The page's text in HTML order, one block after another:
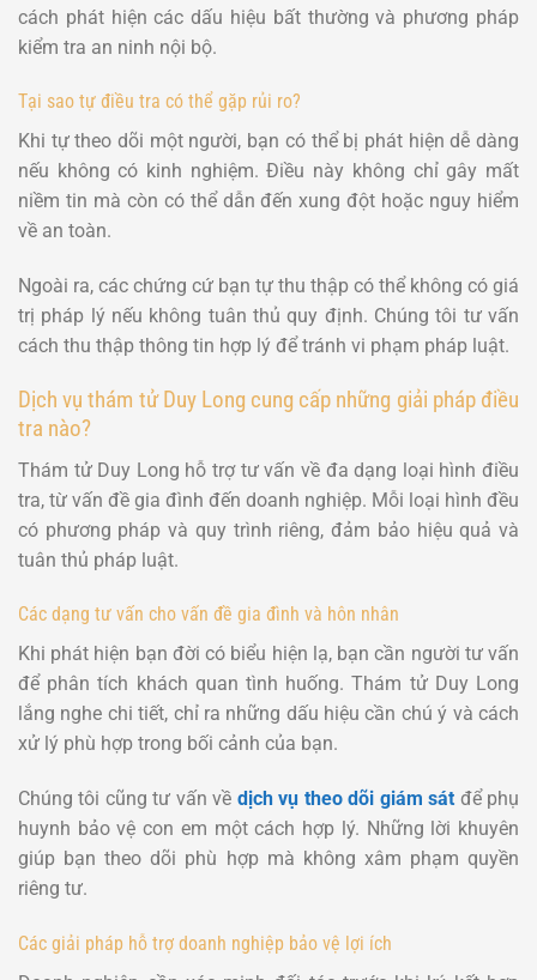
cách phát hiện các dấu hiệu bất thường và phương pháp
kiểm tra an ninh nội bộ.
Tại sao tự điều tra có thể gặp rủi ro?
Khi tự theo dõi một người, bạn có thể bị phát hiện dễ dàng
nếu không có kinh nghiệm. Điều này không chỉ gây mất
niềm tin mà còn có thể dẫn đến xung đột hoặc nguy hiểm
về an toàn.
Ngoài ra, các chứng cứ bạn tự thu thập có thể không có giá
trị pháp lý nếu không tuân thủ quy định. Chúng tôi tư vấn
cách thu thập thông tin hợp lý để tránh vi phạm pháp luật.
Dịch vụ thám tử Duy Long cung cấp những giải pháp điều
tra nào?
Thám tử Duy Long hỗ trợ tư vấn về đa dạng loại hình điều
tra, từ vấn đề gia đình đến doanh nghiệp. Mỗi loại hình đều
có phương pháp và quy trình riêng, đảm bảo hiệu quả và
tuân thủ pháp luật.
Các dạng tư vấn cho vấn đề gia đình và hôn nhân
Khi phát hiện bạn đời có biểu hiện lạ, bạn cần người tư vấn
để phân tích khách quan tình huống. Thám tử Duy Long
lắng nghe chi tiết, chỉ ra những dấu hiệu cần chú ý và cách
xử lý phù hợp trong bối cảnh của bạn.
Chúng tôi cũng tư vấn về dịch vụ theo dõi giám sát để phụ
huynh bảo vệ con em một cách hợp lý. Những lời khuyên
giúp bạn theo dõi phù hợp mà không xâm phạm quyền
riêng tư.
Các giải pháp hỗ trợ doanh nghiệp bảo vệ lợi ích